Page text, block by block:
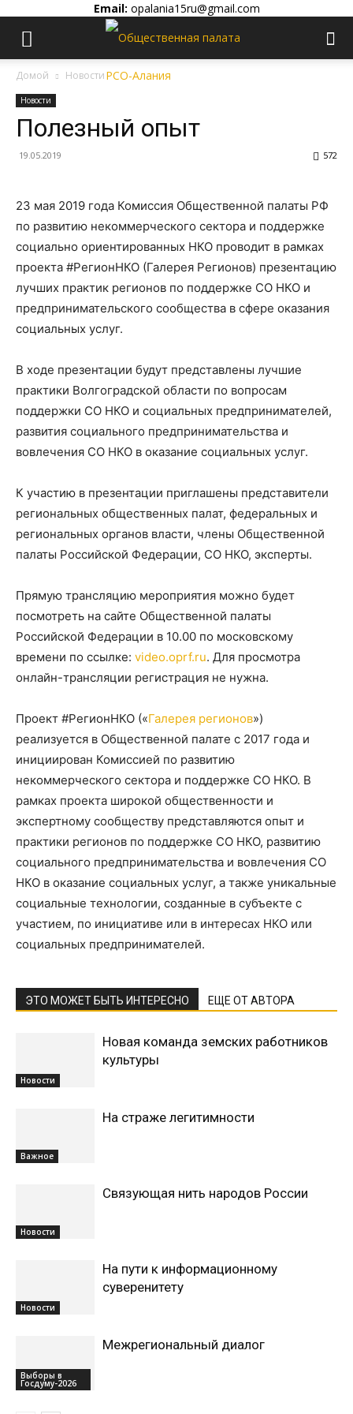
Email: opalania15ru@gmail.com
Домой Новости
Новости
Полезный опыт
19.05.2019 572
23 мая 2019 года Комиссия Общественной палаты РФ
по развитию некоммерческого сектора и поддержке
социально ориентированных НКО проводит в рамках
проекта #РегионНКО (Галерея Регионов) презентацию
лучших практик регионов по поддержке СО НКО и
предпринимательского сообщества в сфере оказания
социальных услуг.
В ходе презентации будут представлены лучшие
практики Волгоградской области по вопросам
поддержки СО НКО и социальных предпринимателей,
развития социального предпринимательства и
вовлечения СО НКО в оказание социальных услуг.
К участию в презентации приглашены представители
региональных общественных палат, федеральных и
региональных органов власти, члены Общественной
палаты Российской Федерации, СО НКО, эксперты.
Прямую трансляцию мероприятия можно будет
посмотреть на сайте Общественной палаты
Российской Федерации в 10.00 по московскому
времени по ссылке: video.oprf.ru. Для просмотра
онлайн-трансляции регистрация не нужна.
Проект #РегионНКО («Галерея регионов»)
реализуется в Общественной палате с 2017 года и
инициирован Комиссией по развитию
некоммерческого сектора и поддержке СО НКО. В
рамках проекта широкой общественности и
экспертному сообществу представляются опыт и
практики регионов по поддержке СО НКО, развитию
социального предпринимательства и вовлечения СО
НКО в оказание социальных услуг, а также уникальные
социальные технологии, созданные в субъекте с
участием, по инициативе или в интересах НКО или
социальных предпринимателей.
ЭТО МОЖЕТ БЫТЬ ИНТЕРЕСНО ЕЩЕ ОТ АВТОРА
Новости
Новая команда земских работников
культуры
Важное
На страже легитимности
Новости
Связующая нить народов России
Новости
На пути к информационному
суверенитету
Выборы в
Госдуму-2026
Межрегиональный диалог